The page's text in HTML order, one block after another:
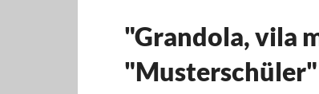
"Grandola, vila